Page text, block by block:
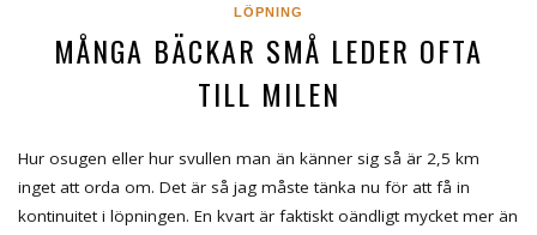
LÖPNING
MÅNGA BÄCKAR SMÅ LEDER OFTA
TILL MILEN
Hur osugen eller hur svullen man än känner sig så är 2,5 km
inget att orda om. Det är så jag måste tänka nu för att få in
kontinuitet i löpningen. En kvart är faktiskt oändligt mycket mer än